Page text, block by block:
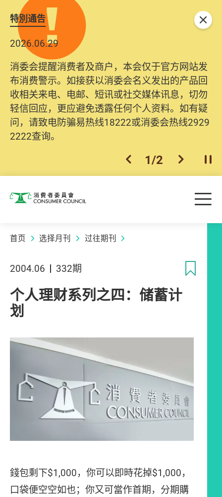
特別通告
2026.06.29
消委会提醒消费者及商户，本会仅于官方网站发
布消费警示。如接获以消委会名义发出的产品回
收相关来电、电邮、短讯或社交媒体讯息，切勿
轻信回应，更应避免透露任何个人资料。如有疑
问，请致电防骗易热线18222或消委会热线2929
2222查询。
上一个
1/2 下一个开
关闭
消费者委员会 目
首页 选择月刊 过往期刊
2004.06 332期
个人理财系列之四：储蓄计
划
錢包剩下$1,000，你可以即時花掉$1,000，
口袋便空空如也；你又可當作首期，分期購